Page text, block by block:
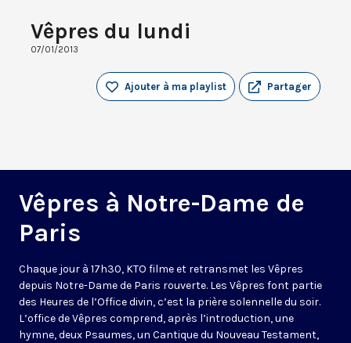
Vêpres du lundi
07/01/2013
Partager
Ajouter à ma playlist
Vêpres à Notre-Dame de
Paris
Chaque jour à 17h30, KTO filme et retransmet les Vêpres
depuis Notre-Dame de Paris rouverte. Les Vêpres font partie
des Heures de l’Office divin, c’est la prière solennelle du soir.
L’office de Vêpres comprend, après l’introduction, une
hymne, deux Psaumes, un Cantique du Nouveau Testament,